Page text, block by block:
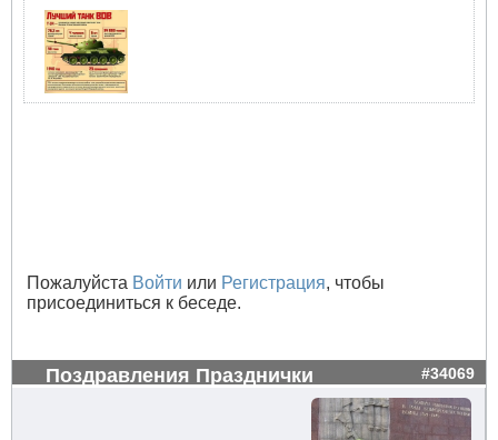
Пожалуйста Войти или Регистрация, чтобы
присоединиться к беседе.
Поздравления Празднички #34069